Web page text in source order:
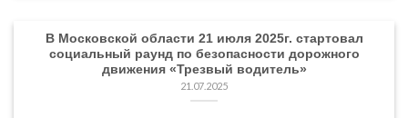
В Московской области 21 июля 2025г. стартовал
социальный раунд по безопасности дорожного
движения «Трезвый водитель»
21.07.2025